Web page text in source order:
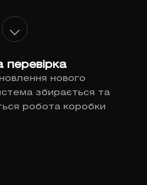
перевірка
нового
збирається та
робота коробки